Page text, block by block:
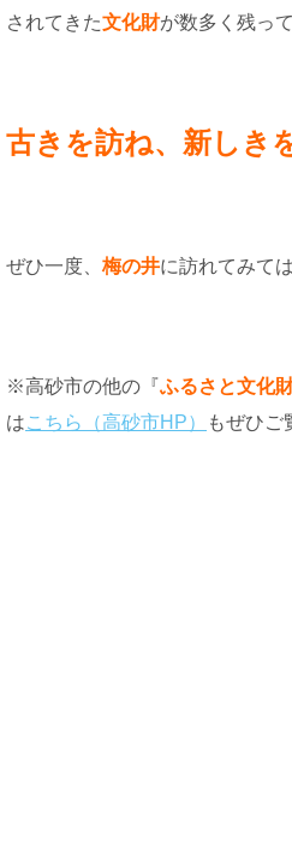
されてきた文化財が数多く残っ
古きを訪ね、新しき
ぜひ一度、 梅の井に訪れてみて
※高砂市の他の『ふるさと文化
はこちら（高砂市HP） もぜひご